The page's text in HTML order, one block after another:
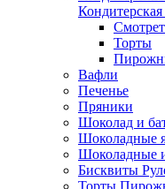
Торты
Вафли
Печенье
Пряники
Шоколад и
Шоколадные
Шоколадные
Бисквиты
Торты